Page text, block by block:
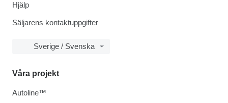
Hjälp
Säljarens kontaktuppgifter
Sverige / Svenska
Våra projekt
Autoline™